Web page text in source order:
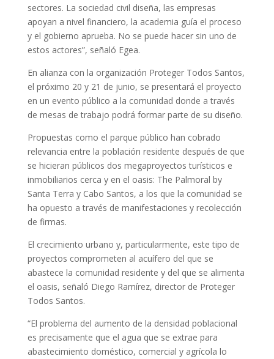
sectores. La sociedad civil diseña, las empresas
apoyan a nivel financiero, la academia guía el proceso
y el gobierno aprueba. No se puede hacer sin uno de
estos actores”, señaló Egea.
En alianza con la organización Proteger Todos Santos,
el próximo 20 y 21 de junio, se presentará el proyecto
en un evento público a la comunidad donde a través
de mesas de trabajo podrá formar parte de su diseño.
Propuestas como el parque público han cobrado
relevancia entre la población residente después de que
se hicieran públicos dos megaproyectos turísticos e
inmobiliarios cerca y en el oasis: The Palmoral by
Santa Terra y Cabo Santos, a los que la comunidad se
ha opuesto a través de manifestaciones y recolección
de firmas.
El crecimiento urbano y, particularmente, este tipo de
proyectos comprometen al acuífero del que se
abastece la comunidad residente y del que se alimenta
el oasis, señaló Diego Ramírez, director de Proteger
Todos Santos.
“El problema del aumento de la densidad poblacional
es precisamente que el agua que se extrae para
abastecimiento doméstico, comercial y agrícola lo